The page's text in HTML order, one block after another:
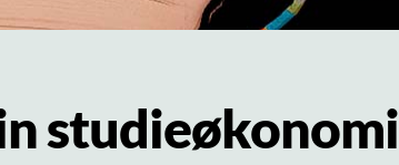
studieøkonomi